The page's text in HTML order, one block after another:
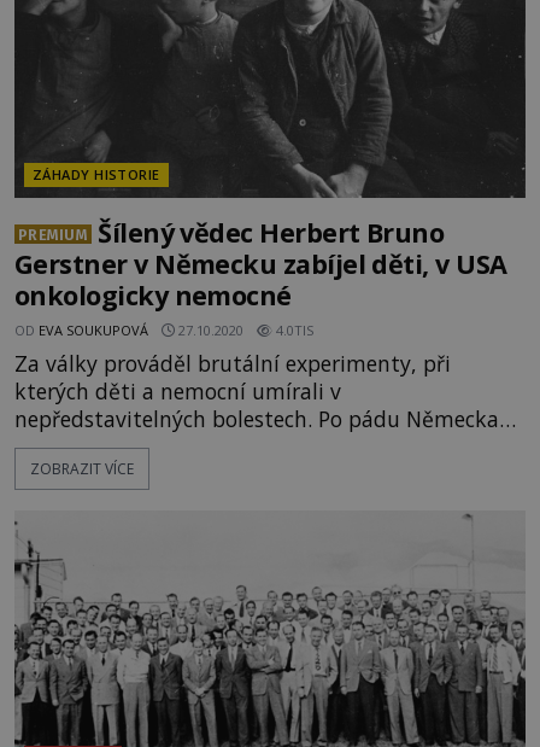
ZÁHADY HISTORIE
PREMIUM
Šílený vědec Herbert Bruno
Gerstner v Německu zabíjel děti, v USA
onkologicky nemocné
OD EVA SOUKUPOVÁ 27.10.2020 4.0TIS
Za války prováděl brutální experimenty, při
kterých děti a nemocní umírali v
nepředstavitelných bolestech. Po pádu Německa
se díky operaci Paperclip dostává pod ochranná
křídla Američanů, díky čemuž uniká spravedlnosti
ZOBRAZIT VÍCE